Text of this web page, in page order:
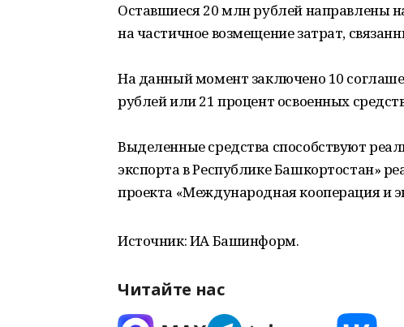
Оставшиеся 20 млн рублей направлены
на частичное возмещение затрат,
На данный момент заключено 10
рублей или 21 процент освоенных
Выделенные средства способствуют
экспорта в Республике Башкортостан»
проекта «Международная кооперация и
Источник: ИА Башинформ.
Читайте нас